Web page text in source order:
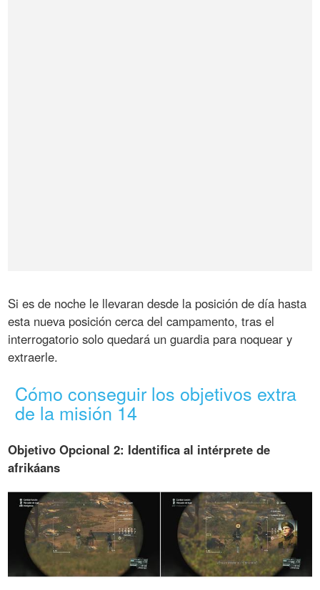
Si es de noche le llevaran desde la posición de día hasta
esta nueva posición cerca del campamento, tras el
interrogatorio solo quedará un guardia para noquear y
extraerle.
Cómo conseguir los objetivos extra
de la misión 14
Objetivo Opcional 2: Identifica al intérprete de
afrikáans